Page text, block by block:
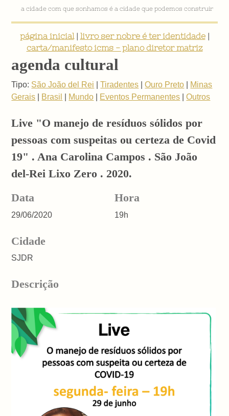
a cidade com que sonhamos é a cidade que podemos construir
página inicial| livro ser nobre é ter identidade|
carta/manifesto icms - plano diretor matriz
agenda cultural
Tipo: São João del Rei |Tiradentes |Ouro Preto
Minas
Gerais
Brasil Mundo Eventos Permanentes |Outros
Live "O manejo de resíduos sólidos por
pessoas com suspeitas ou certeza de Covid
19" . Ana Carolina Campos . São João
del-Rei Lixo Zero . 2020.
Data
29/06/2020
Hora
19h
Cidade
SJDR
Descrição